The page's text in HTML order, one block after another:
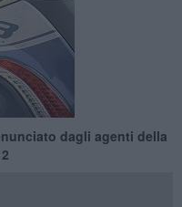
dagli agenti della